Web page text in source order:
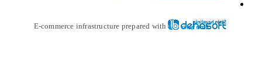
E-commerce infrastructure